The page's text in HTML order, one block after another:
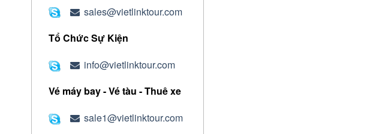
sales@vietlinktour.com
Tổ Chức Sự Kiện
info@vietlinktour.com
Vé máy bay - Vé tàu - Thuê xe
sale1@vietlinktour.com